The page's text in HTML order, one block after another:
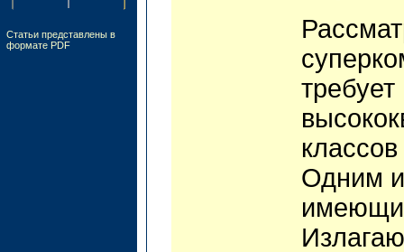
Статьи представлены в
формате PDF
Одним